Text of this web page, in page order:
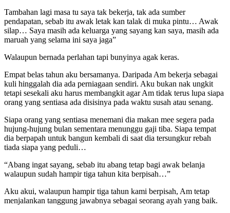
Tambahan lagi masa tu saya tak bekerja, tak ada sumber
pendapatan, sebab itu awak letak kan talak di muka pintu… Awak
silap… Saya masih ada keluarga yang sayang kan saya, masih ada
maruah yang selama ini saya jaga”
Walaupun bernada perlahan tapi bunyinya agak keras.
Empat belas tahun aku bersamanya. Daripada Am bekerja sebagai
kuli hinggalah dia ada perniagaan sendiri. Aku bukan nak ungkit
tetapi sesekali aku harus membangkit agar Am tidak terus lupa siapa
orang yang sentiasa ada disisinya pada waktu susah atau senang.
Siapa orang yang sentiasa menemani dia makan mee segera pada
hujung-hujung bulan sementara menunggu gaji tiba. Siapa tempat
dia berpapah untuk bangun kembali di saat dia tersungkur rebah
tiada siapa yang peduli…
“Abang ingat sayang, sebab itu abang tetap bagi awak belanja
walaupun sudah hampir tiga tahun kita berpisah…”
Aku akui, walaupun hampir tiga tahun kami berpisah, Am tetap
menjalankan tanggung jawabnya sebagai seorang ayah yang baik.